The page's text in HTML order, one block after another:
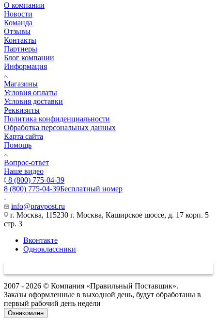
О компании
Новости
Команда
Отзывы
Контакты
Партнеры
Блог компании
Информация
Магазины
Условия оплаты
Условия доставки
Реквизиты
Политика конфиденциальности
Обработка персональных данных
Карта сайта
Помощь
Вопрос-ответ
Наше видео
8 (800) 775-04-39
8 (800) 775-04-39Бесплатный номер
info@pravpost.ru
г. Москва, 115230 г. Москва, Каширское шоссе, д. 17 корп. 5
стр. 3
Вконтакте
Одноклассники
2007 - 2026 © Компания «Правильный Поставщик».
Заказы оформленные в выходной день, будут обработаны в
первый рабочий день недели
Ознакомлен